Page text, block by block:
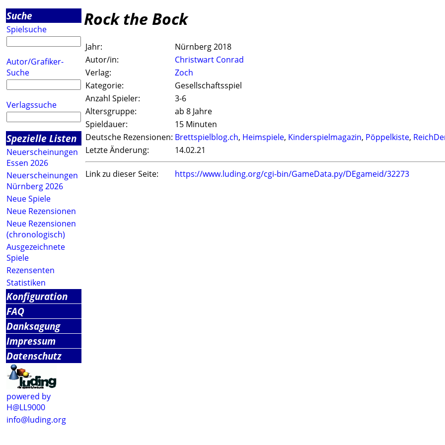
Suche
Spielsuche
Autor/Grafiker-
Suche
Verlagssuche
Spezielle Listen
Neuerscheinungen
Essen 2026
Neuerscheinungen
Nürnberg 2026
Neue Spiele
Neue Rezensionen
Neue Rezensionen
(chronologisch)
Ausgezeichnete
Spiele
Rezensenten
Statistiken
Konfiguration
FAQ
Danksagung
Impressum
Datenschutz
powered by
H@LL9000
info@luding.org
Rock the Bock
Jahr:
Nürnberg 2018
Autor/in:
Christwart Conrad
Verlag:
Zoch
Kategorie:
Gesellschaftsspiel
Anzahl Spieler:
3-6
Altersgruppe:
ab 8 Jahre
Spieldauer:
15 Minuten
Deutsche Rezensionen: Brettspielblog.ch, Heimspiele, Kinderspielmagazin, Pöppelkiste,
Letzte Änderung:
14.02.21
Link zu dieser Seite: https://www.luding.org/cgi-bin/GameData.py/DEgameid/32273